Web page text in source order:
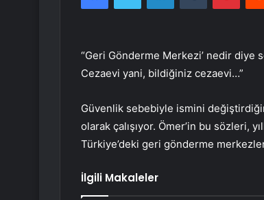
“Geri Gönderme Merkezi’ nedir diye
Cezaevi yani, bildiğiniz cezaevi…”
Güvenlik sebebiyle ismini
olarak çalışıyor. Ömer’in bu sözleri,
Türkiye’deki geri gönderme
İlgili Makaleler